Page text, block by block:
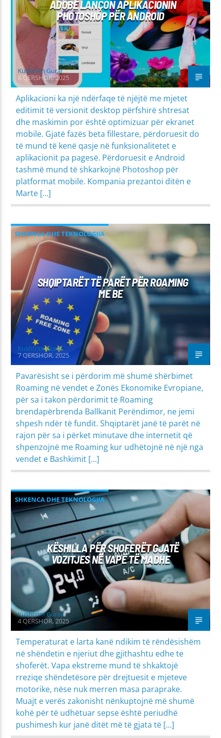
ADOBE LANÇON APLIKACIONIN
PHOTOSHOP PËR ANDROID
Kushtrim Guraj
8 QERSHOR, 2025
Aplikacioni ka një ndërfaqe të njëjtë me mjetet
editimit të versionit desktop përfshirë shtresat
dhe maskimin por është optimizuar për ekranet
mobile. Gjatë fazës beta fillestare, përdoruesit do
të mund të kenë qasje në funksionalitetet e
aplikacionit pa pagesë. Përdoruesit e Android
tashmë mund të shkarkojnë Photoshop për
platformat mobile. Kompania prezantoi ditën e
Marte […]
SHKENCA DHE TEKNOLOGJIA
SHQIPTARËT TË PARËT PËR ROAMING
ME BE
Kushtrim Guraj
7 QERSHOR, 2025
Pavarësisht se i përdorim më shumë shërbimet
Roaming në vendet e Zonës Ekonomike Evropiane,
për sa i takon përdorimit të Roaming
brendapërbrenda Ballkanit Perëndimor, ne jemi
shpesh ndër të fundit. Shqiptarët janë të parët në
rajon për sa i përket minutave dhe internetit që
shpenzojnë me Roaming kur udhëtojnë në një nga
vendet e Bashkimit […]
SHKENCA DHE TEKNOLOGJIA
KËSHILLA PËR SHOFERËT GJATË
VOZITJES NË VAPË TË MADHE
Kushtrim Guraj
4 QERSHOR, 2025
Temperaturat e larta kanë ndikim të rëndësishëm
në shëndetin e njeriut dhe gjithashtu edhe te
shoferët. Vapa ekstreme mund të shkaktojë
rreziqe shëndetësore për drejtuesit e mjeteve
motorike, nëse nuk merren masa paraprake.
Muajt e verës zakonisht nënkuptojnë më shumë
kohë për të udhëtuar sepse është periudhë
pushimesh kur janë ditët më të gjata të […]